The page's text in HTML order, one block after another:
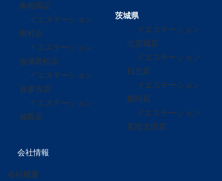
南相馬店
イエステーション
田村店
イエステーション
会津若松店
イエステーション
喜多方店
イエステーション
福島店
茨城県
イエステーション
北茨城店
イエステーション
日立店
イエステーション
那珂店
イエステーション
常陸太田店
会社情報
会社概要